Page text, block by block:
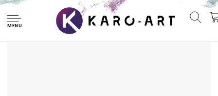
MENU
Schilderij - Handgeschilderd - Abstract 4, 150x60cm